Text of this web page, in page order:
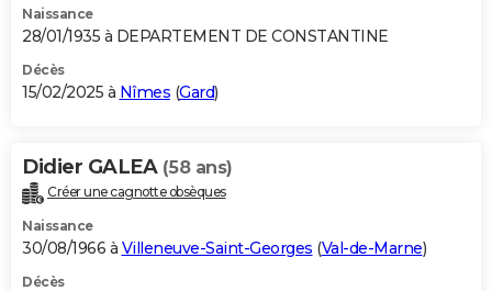
Naissance
28/01/1935 à DEPARTEMENT DE CONSTANTINE
Décès
15/02/2025 à Nîmes (Gard)
Didier GALEA (58 ans)
Créer une cagnotte obsèques
Naissance
30/08/1966 à Villeneuve-Saint-Georges (Val-de-Marne)
Décès